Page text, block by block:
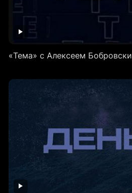
«Тема» с Алексеем